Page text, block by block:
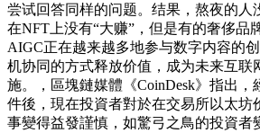
尝试回答同样的问题。结果，熬夜的人
在NFT上没有“大赚”，但是有的奢侈品
AIGC正在越来越多地参与数字内容的
机协同的方式释放价值，成为未来互联
施。，區塊鏈媒體《CoinDesk》指出
件後，現在投資者對於在交易所以太坊
事變得益發謹慎，如驚弓之鳥的投資者